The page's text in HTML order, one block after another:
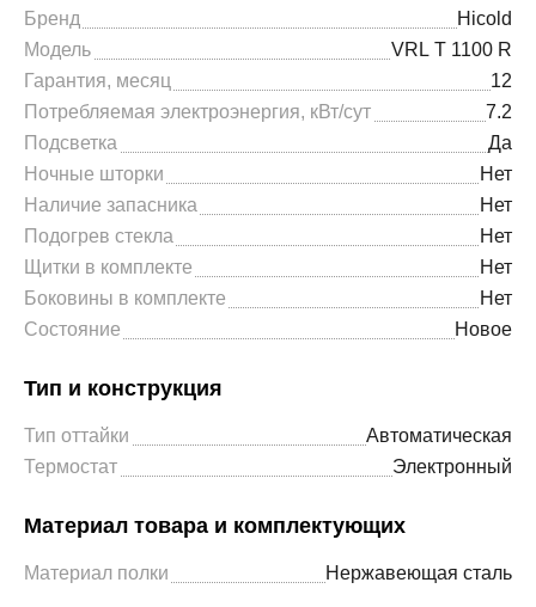
Бренд
Hicold
Модель
VRL T 1100 R
Гарантия, месяц
12
Потребляемая электроэнергия, кВт/сут
7.2
Подсветка
Да
Ночные шторки
Нет
Наличие запасника
Нет
Подогрев стекла
Нет
Щитки в комплекте
Нет
Боковины в комплекте
Нет
Состояние
Новое
Тип и конструкция
Тип оттайки
Автоматическая
Термостат
Электронный
Материал товара и комплектующих
Материал полки Нержавеющая сталь